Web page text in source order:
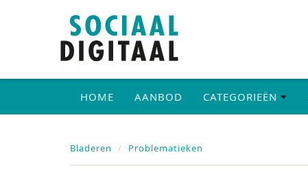
HOME AANBOD CATEGORIEËN
Bladeren Problematieken